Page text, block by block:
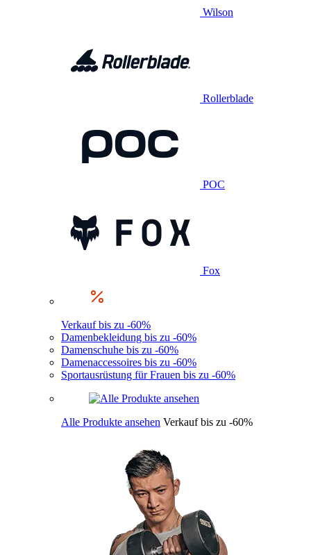
Wilson
Rollerblade
POC
Fox
Verkauf bis zu -60%
Damenbekleidung bis zu -60%
Damenschuhe bis zu -60%
Damenaccessoires bis zu -60%
Sportausrüstung für Frauen bis zu -60%
Alle Produkte ansehen Verkauf bis zu -60%